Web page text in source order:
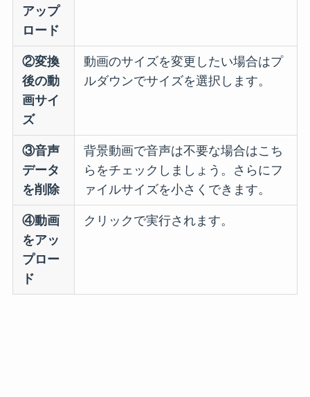
アップ
ロード
②変換
後の動
画サイ
ズ
動画のサイズを変更したい場合はプ
ルダウンでサイズを選択します。
③音声
データ
を削除
背景動画で音声は不要な場合はこち
らをチェックしましょう。さらにフ
ァイルサイズを小さくできます。
④動画
をアッ
プロー
ド
クリックで実行されます。